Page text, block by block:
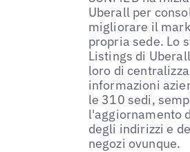
Uberall per
migliorare il
propria sede. Lo
Listings di
loro di
informazioni
le 310 sedi,
l'aggiornamento
degli indirizzi e
negozi ovunque.